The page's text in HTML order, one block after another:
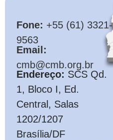
Fone: +55 (61) 3321-
9563
Email:
cmb@cmb.org.br
Endereço: SCS Qd.
1, Bloco I, Ed.
Central, Salas
1202/1207
Brasília/DF